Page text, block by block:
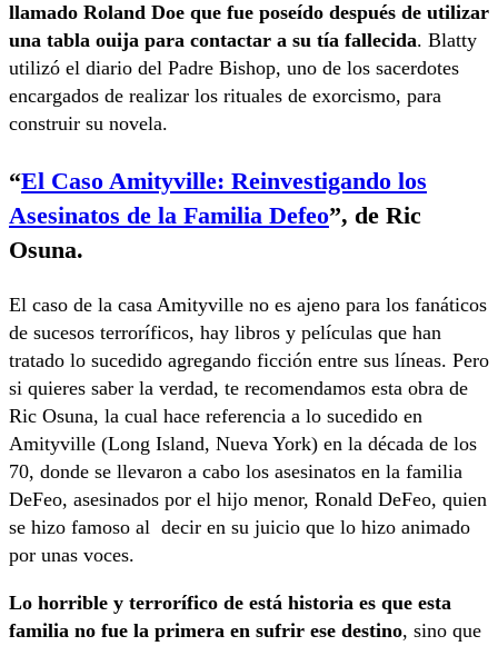
llamado Roland Doe que fue poseído después de utilizar
una tabla ouija para contactar a su tía fallecida. Blatty
utilizó el diario del Padre Bishop, uno de los sacerdotes
encargados de realizar los rituales de exorcismo, para
construir su novela.
“El Caso Amityville: Reinvestigando los
Asesinatos de la Familia Defeo”, de Ric
Osuna.
El caso de la casa Amityville no es ajeno para los fanáticos
de sucesos terroríficos, hay libros y películas que han
tratado lo sucedido agregando ficción entre sus líneas. Pero
si quieres saber la verdad, te recomendamos esta obra de
Ric Osuna, la cual hace referencia a lo sucedido en
Amityville (Long Island, Nueva York) en la década de los
70, donde se llevaron a cabo los asesinatos en la familia
DeFeo, asesinados por el hijo menor, Ronald DeFeo, quien
se hizo famoso al decir en su juicio que lo hizo animado
por unas voces.
Lo horrible y terrorífico de está historia es que esta
familia no fue la primera en sufrir ese destino, sino que